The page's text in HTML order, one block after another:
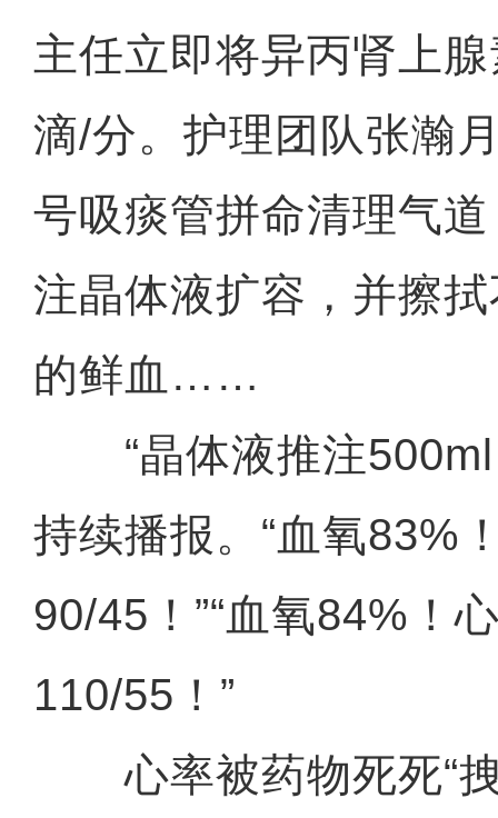
主任立即将异丙肾上
滴/分。护理团队张瀚
号吸痰管拼命清理气
注晶体液扩容，并擦
的鲜血……
“晶体液推注500ml
持续播报。“血氧83%
90/45！”“血氧84%！
110/55！”
心率被药物死死“拽